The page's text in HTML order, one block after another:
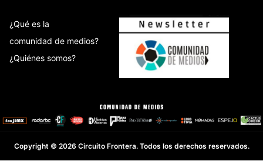
¿Qué es la
comunidad de medios?
¿Quiénes somos?
Copyright © 2026 Circuito Frontera. Todos los derechos reservados.